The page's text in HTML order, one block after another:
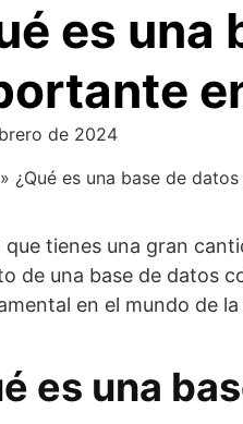
es una
de 2024
» ¿Qué es una base de
que tienes una gran
de una base de datos
en el mundo de
es una